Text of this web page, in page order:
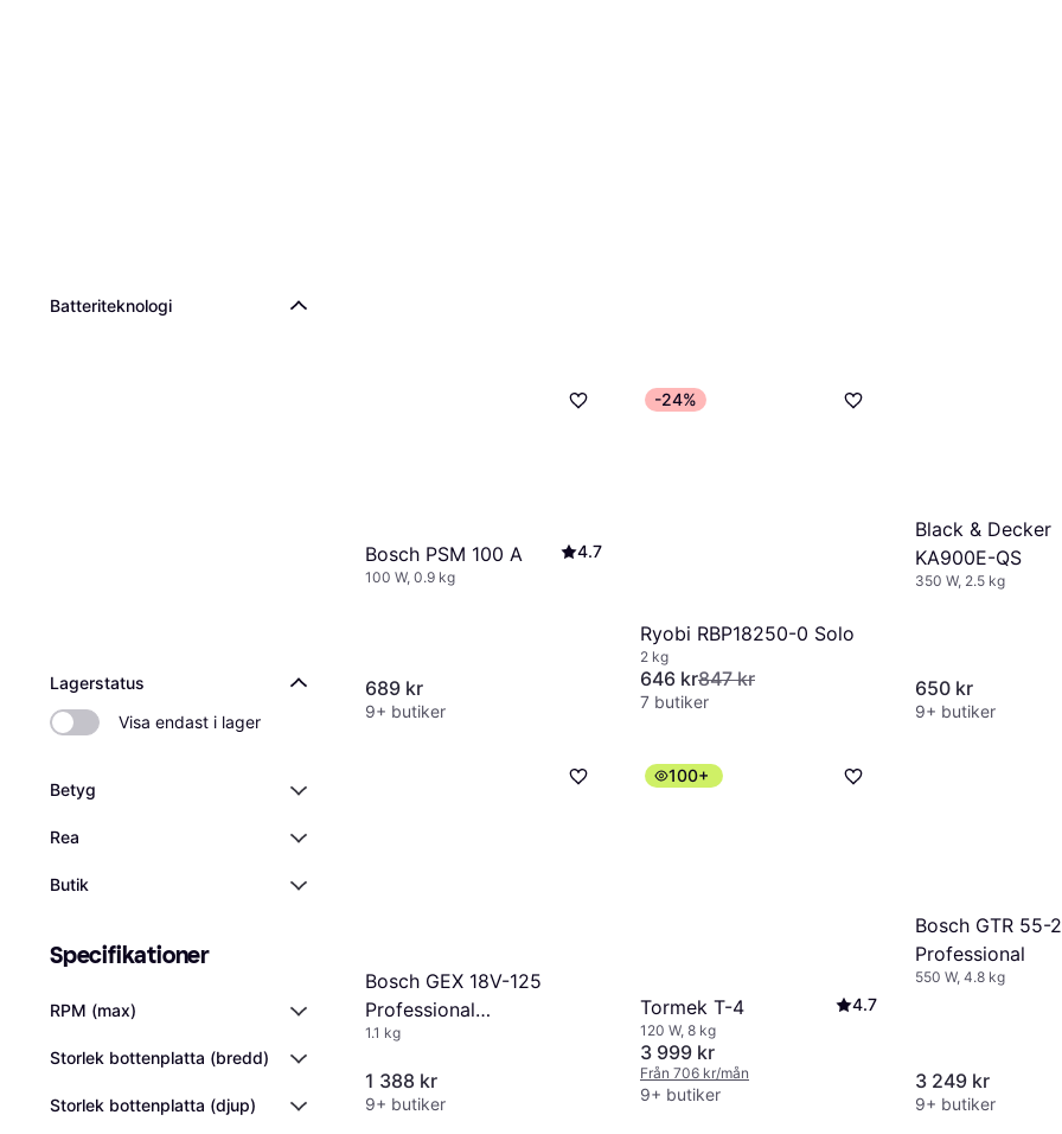
Batteriteknologi
Lagerstatus
Visa endast i lager
Betyg
Rea
Butik
Specifikationer
RPM (max)
Storlek bottenplatta (bredd)
Storlek bottenplatta (djup)
Bosch PSM 100 A 4.7
100 W, 0.9 kg
689 kr
9+ butiker
-24%
Ryobi RBP18250-0 Solo
2 kg
646 kr847 kr
7 butiker
Black & Decker
KA900E-QS
350 W, 2.5 kg
650 kr
9+ butiker
Bosch GEX 18V-125
Professional
(0601372201) Solo
1.1 kg
1 388 kr
9+ butiker
100+
Tormek T-4 4.7
120 W, 8 kg
3 999 kr
Från 706 kr/mån
9+ butiker
Bosch GTR 55-
Professional
550 W, 4.8 kg
3 249 kr
9+ butiker